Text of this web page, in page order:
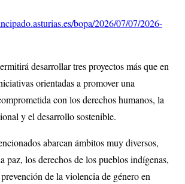
bopa/2026/07/07/2026-
desarrollar tres proyectos más que en
orientadas a promover una
con los derechos humanos, la
y el desarrollo sostenible.
abarcan ámbitos muy diversos,
paz, los derechos de los pueblos indígenas,
de la violencia de género en